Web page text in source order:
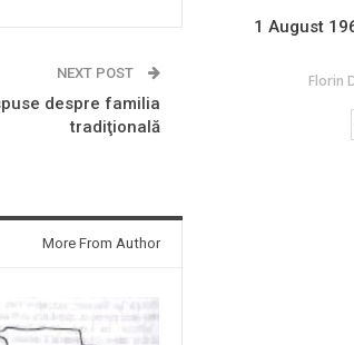
NEXT POST
despre familia
tradiţională
More From Author
1 August
Florin